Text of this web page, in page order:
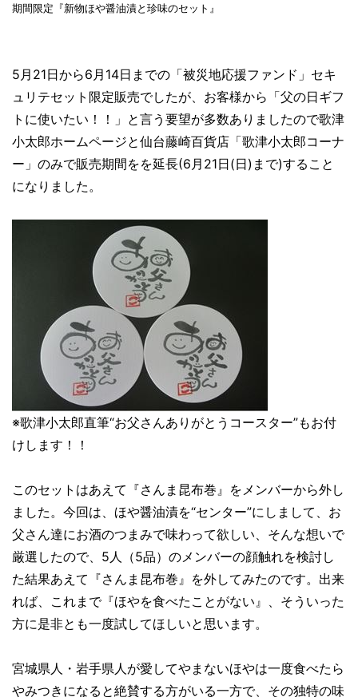
期間限定『新物ほや醤油漬と珍味のセット』
5月21日から6月14日までの「被災地応援ファンド」セキ
ュリテセット限定販売でしたが、お客様から「父の日ギフ
トに使いたい！！」と言う要望が多数ありましたので歌津
小太郎ホームページと仙台藤崎百貨店「歌津小太郎コーナ
ー」のみで販売期間をを延長(6月21日(日)まで)すること
になりました。
※歌津小太郎直筆“お父さんありがとうコースター”もお付
けします！！
このセットはあえて『さんま昆布巻』をメンバーから外し
ました。今回は、ほや醤油漬を“センター”にしまして、お
父さん達にお酒のつまみで味わって欲しい、そんな想いで
厳選したので、5人（5品）のメンバーの顔触れを検討し
た結果あえて『さんま昆布巻』を外してみたのです。出来
れば、これまで『ほやを食べたことがない』、そういった
方に是非とも一度試してほしいと思います。
宮城県人・岩手県人が愛してやまないほやは一度食べたら
やみつきになると絶賛する方がいる一方で、その独特の味